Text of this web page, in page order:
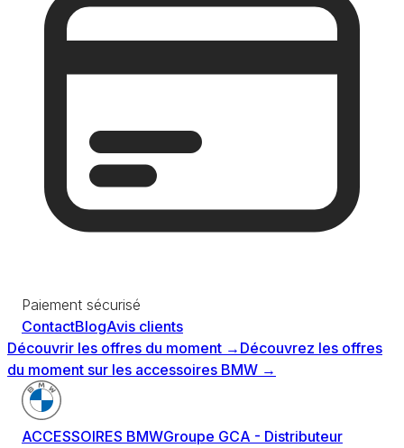
Paiement sécurisé
ContactBlogAvis clients
Découvrir les offres du moment → Découvrez les offres
du moment sur les accessoires BMW →
ACCESSOIRES BMWGroupe GCA - Distributeur